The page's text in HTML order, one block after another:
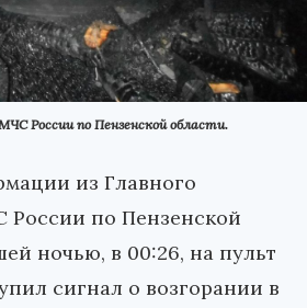
России по Пензенской области.
из Главного
России по Пензенской
ночью, в 00:26, на пульт
сигнал о возгорании в